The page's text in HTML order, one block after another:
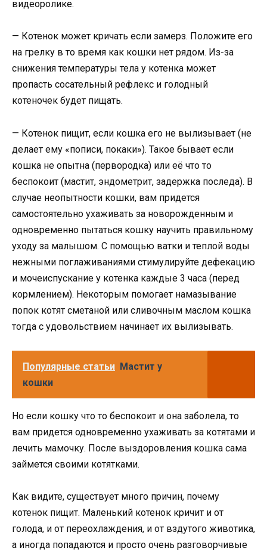
видеоролике.
— Котенок может кричать если замерз. Положите его
на грелку в то время как кошки нет рядом. Из-за
снижения температуры тела у котенка может
пропасть сосательный рефлекс и голодный
котеночек будет пищать.
— Котенок пищит, если кошка его не вылизывает (не
делает ему «пописи, покаки»). Такое бывает если
кошка не опытна (первородка) или её что то
беспокоит (мастит, эндометрит, задержка последа). В
случае неопытности кошки, вам придется
самостоятельно ухаживать за новорожденным и
одновременно пытаться кошку научить правильному
уходу за малышом. С помощью ватки и теплой воды
нежными поглаживаниями стимулируйте дефекацию
и мочеиспускание у котенка каждые 3 часа (перед
кормлением). Некоторым помогает намазывание
попок котят сметаной или сливочным маслом кошка
тогда с удовольствием начинает их вылизывать.
Популярные статьи Мастит у
кошки
Но если кошку что то беспокоит и она заболела, то
вам придется одновременно ухаживать за котятами и
лечить мамочку. После выздоровления кошка сама
займется своими котятками.
Как видите, существует много причин, почему
котенок пищит. Маленький котенок кричит и от
голода, и от переохлаждения, и от вздутого животика,
а иногда попадаются и просто очень разговорчивые